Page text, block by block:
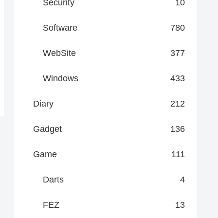
Security 10
Software 780
WebSite 377
Windows 433
Diary 212
Gadget 136
Game 111
Darts 4
FEZ 13